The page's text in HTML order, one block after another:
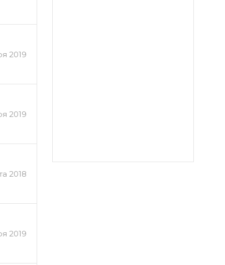
2019
2019
2018
2019